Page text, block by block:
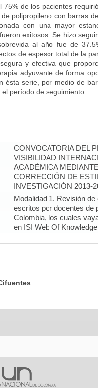
de los pacientes
polipropileno con barras
con una mayor
exitosos. Se hizo
al año fue de
de espesor total de la
y efectiva que
adyuvante de forma
ésta serie, por medio de
período de seguimiento.
CONVOCATORIA DEL
VISIBILIDAD
ACADÉMICA
CORRECCIÓN DE
INVESTIGACIÓN 2013-
Modalidad 1. Revisión
escritos por docentes de
Colombia, los cuales
en ISI Web Of